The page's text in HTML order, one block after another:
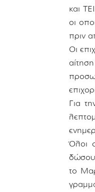
και
οι
πριν
Οι
Για
Όλοι
το